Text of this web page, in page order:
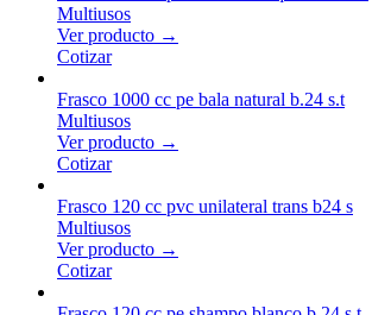
Multiusos
Ver producto →
Cotizar
Frasco 1000 cc pe bala natural b.24 s.t
Multiusos
Ver producto →
Cotizar
Frasco 120 cc pvc unilateral trans b24 s
Multiusos
Ver producto →
Cotizar